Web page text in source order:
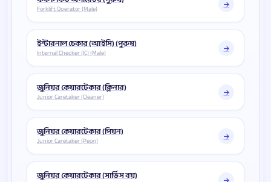
Forklift Operator (Male)
ইন্টারনাল চেকার (আইসি) (পুরুষ)
Internal Checker (IC) (Male)
জুনিয়র কেয়ারটেকার (ক্লিনার)
Junior Caretaker (Cleaner)
জুনিয়র কেয়ারটেকার (পিয়ন)
Junior Caretaker (Peon)
জুনিয়র কেয়ারটেকার (সার্ভিস বয়)